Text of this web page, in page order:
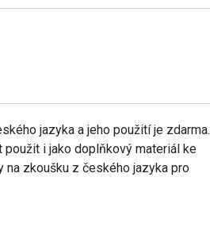
jazyka a jeho použití je zdarma.
i jako doplňkový materiál ke
na zkoušku z českého jazyka pro